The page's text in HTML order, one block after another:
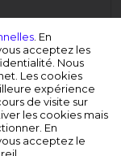
. En
acceptez les
Nous
Les cookies
expérience
de visite sur
les cookies mais
En
acceptez le